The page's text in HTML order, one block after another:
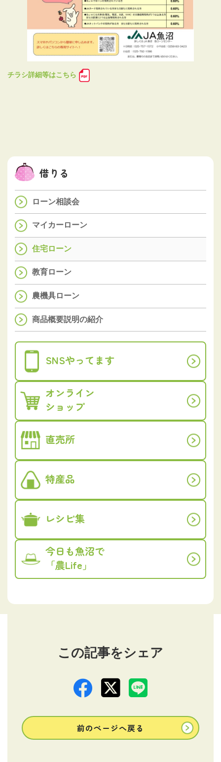
チラシ詳細等はこちら
借りる
ローン相談会
マイカーローン
住宅ローン
教育ローン
農機具ローン
商品概要説明の紹介
SNSやってます
オンライン
ショップ
直売所
特産品
レシピ集
今日も魚沼で
「農Life」
この記事をシェア
前のページへ戻る